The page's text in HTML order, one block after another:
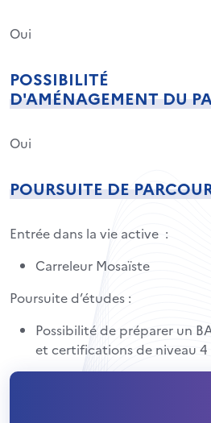
Oui
POSSIBILITÉ
D'AMÉNAGEMENT DU
Oui
POURSUITE DE
Entrée dans la vie active :
Carreleur Mosaïste
Poursuite d’études :
Possibilité de préparer un
et certifications de niveau 4